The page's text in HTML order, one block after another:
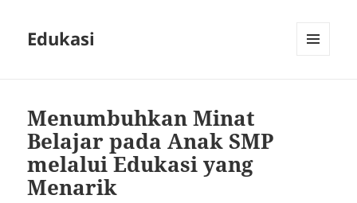
Edukasi
Menumbuhkan Minat
Belajar pada Anak SMP
melalui Edukasi yang
Menarik